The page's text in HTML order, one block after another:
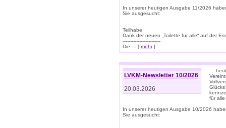
In unserer heutigen Ausgabe 11/2026
Sie ausgesucht:
Teilhabe
Dank der neuen „Toilette für alle“ auf der
-------------------------
Die ... [ mehr]
LVKM-Newsletter 10/2026
20.03.2026
…
für
In unserer heutigen Ausgabe 10/2026
Sie ausgesucht: